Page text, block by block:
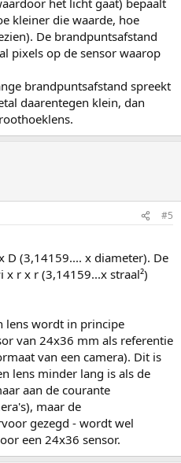
kleiner die waarde, hoe
De brandpuntsafstand
pixels op de sensor waarop
brandpuntsafstand spreekt
daarentegen klein, dan
#5
D (3,14159.... x diameter). De
x r x r (3,14159...x straal²)
lens wordt in principe
van 24x36 mm als referentie
van een camera). Dit is
lens minder lang is als de
aan de courante
maar de
gezegd - wordt wel
een 24x36 sensor.